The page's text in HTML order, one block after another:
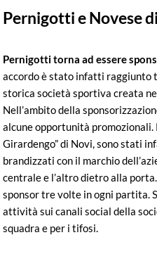
Pernigotti e Novese
Pernigotti torna ad essere
accordo è stato infatti raggiunto
storica società sportiva creata
Nell’ambito della
alcune opportunità promozionali.
Girardengo” di Novi, sono stati
brandizzati con il marchio
centrale e l’altro dietro alla
sponsor tre volte in ogni partita.
attività sui canali social della
squadra e per i tifosi.